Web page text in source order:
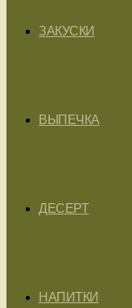
ЗАКУСКИ
ВЫПЕЧКА
ДЕСЕРТ
НАПИТКИ